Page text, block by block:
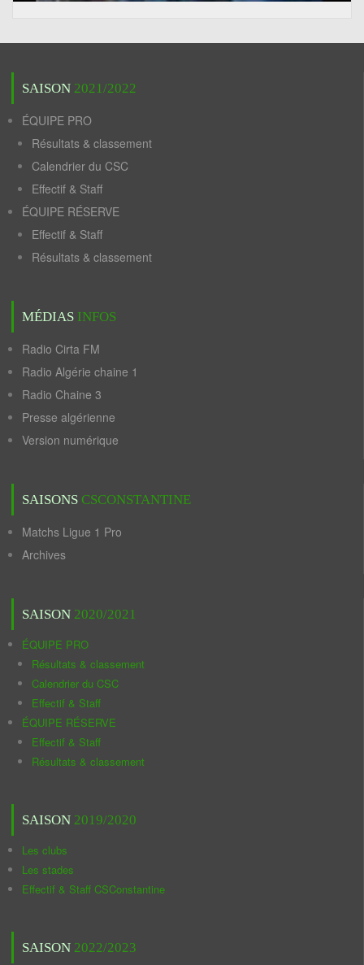
SAISON 2021/2022
ÉQUIPE PRO
Résultats & classement
Calendrier du CSC
Effectif & Staff
ÉQUIPE RÉSERVE
Effectif & Staff
Résultats & classement
MÉDIAS INFOS
Radio Cirta FM
Radio Algérie chaine 1
Radio Chaine 3
Presse algérienne
Version numérique
SAISONS CSCONSTANTINE
Matchs Ligue 1 Pro
Archives
SAISON 2020/2021
ÉQUIPE PRO
Résultats & classement
Calendrier du CSC
Effectif & Staff
ÉQUIPE RÉSERVE
Effectif & Staff
Résultats & classement
SAISON 2019/2020
Les clubs
Les stades
Effectif & Staff CSConstantine
SAISON 2022/2023